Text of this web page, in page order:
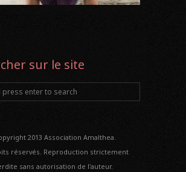
sur le site
2013 Association Amalthea.
réservés. Reproduction strictement
sans autorisation de l'auteur.